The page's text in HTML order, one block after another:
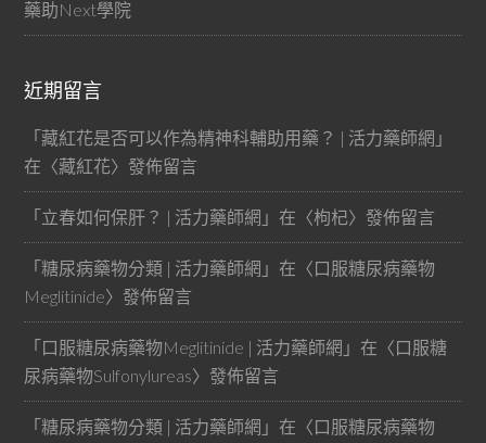
藥助Next學院
近期留言
「藏紅花是否可以作為精神科輔助用藥？ | 活力藥師網 」
在〈藏紅花〉發佈留言
「立春如何保肝？ | 活力藥師網 」在〈枸杞〉發佈留言
「糖尿病藥物分類 | 活力藥師網 」在〈口服糖尿病藥物
Meglitinide〉發佈留言
「口服糖尿病藥物Meglitinide | 活力藥師網 」在〈口服糖
尿病藥物Sulfonylureas〉發佈留言
「糖尿病藥物分類 | 活力藥師網 」在〈口服糖尿病藥物